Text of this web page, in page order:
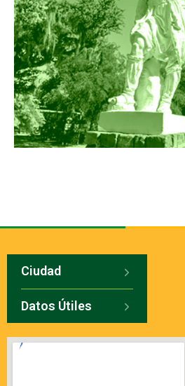
Ciudad
Datos Útiles